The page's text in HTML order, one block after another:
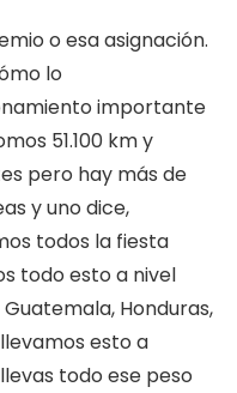
o esa asignación.
lo
importante
51.100 km y
pero hay más de
y uno dice,
todos la fiesta
todo esto a nivel
Honduras,
esto a
todo ese peso